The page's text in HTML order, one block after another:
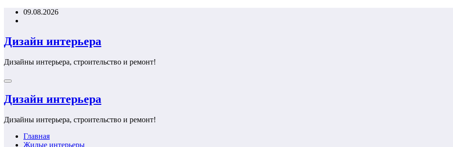
Перейти09.08.2026
Дизайн интерьера
Дизайны интерьера, строительство и ремонт!
Дизайн интерьера
Дизайны интерьера, строительство и ремонт!
Главная
Жилые интерьеры